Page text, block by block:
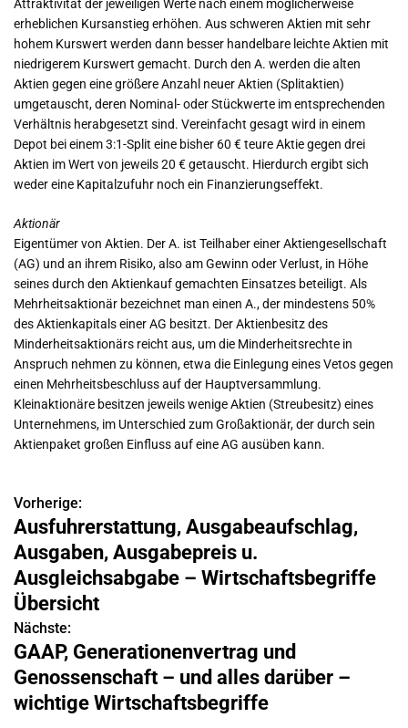
Attraktivität der jeweiligen Werte nach einem möglicherweise
erheblichen Kursanstieg erhöhen. Aus schweren Aktien mit sehr
hohem Kurswert werden dann besser handelbare leichte Aktien mit
niedrigerem Kurswert gemacht. Durch den A. werden die alten
Aktien gegen eine größere Anzahl neuer Aktien (Splitaktien)
umgetauscht, deren Nominal- oder Stückwerte im entsprechenden
Verhältnis herabgesetzt sind. Vereinfacht gesagt wird in einem
Depot bei einem 3:1-Split eine bisher 60 € teure Aktie gegen drei
Aktien im Wert von jeweils 20 € getauscht. Hierdurch ergibt sich
weder eine Kapitalzufuhr noch ein Finanzierungseffekt.
Aktionär
Eigentümer von Aktien. Der A. ist Teilhaber einer Aktiengesellschaft
(AG) und an ihrem Risiko, also am Gewinn oder Verlust, in Höhe
seines durch den Aktienkauf gemachten Einsatzes beteiligt. Als
Mehrheitsaktionär bezeichnet man einen A., der mindestens 50%
des Aktienkapitals einer AG besitzt. Der Aktienbesitz des
Minderheitsaktionärs reicht aus, um die Minderheitsrechte in
Anspruch nehmen zu können, etwa die Einlegung eines Vetos gegen
einen Mehrheitsbeschluss auf der Hauptversammlung.
Kleinaktionäre besitzen jeweils wenige Aktien (Streubesitz) eines
Unternehmens, im Unterschied zum Großaktionär, der durch sein
Aktienpaket großen Einfluss auf eine AG ausüben kann.
B
e
i
t
r
a
g
Vorherige:
Ausfuhrerstattung, Ausgabeaufschlag,
Ausgaben, Ausgabepreis u.
Ausgleichsabgabe – Wirtschaftsbegriffe
Übersicht
Nächste:
GAAP, Generationenvertrag und
Genossenschaft – und alles darüber –
wichtige Wirtschaftsbegriffe